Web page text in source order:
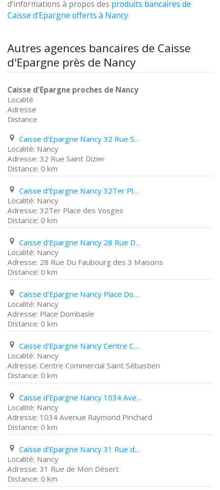
d'informations à propos des produits bancaires de
Caisse d'Epargne offerts à Nancy.
Autres agences bancaires de Caisse
d'Epargne près de Nancy
Caisse d'Epargne proches de Nancy
Localité
Adresse
Distance
Caisse d'Epargne Nancy 32 Rue Saint Dizier
Nancy
32 Rue Saint Dizier
0 km
Caisse d'Epargne Nancy 32Ter Place des Vosges
Nancy
32Ter Place des Vosges
0 km
Caisse d'Epargne Nancy 28 Rue Du Faubourg des 3 Maisons
Nancy
28 Rue Du Faubourg des 3 Maisons
0 km
Caisse d'Epargne Nancy Place Dombasle
Nancy
Place Dombasle
0 km
Caisse d'Epargne Nancy Centre Commercial Saint Sébastien
Nancy
Centre Commercial Saint Sébastien
0 km
Caisse d'Epargne Nancy 1034 Avenue Raymond Pinchard
Nancy
1034 Avenue Raymond Pinchard
0 km
Caisse d'Epargne Nancy 31 Rue de Mon Désert
Nancy
31 Rue de Mon Désert
0 km